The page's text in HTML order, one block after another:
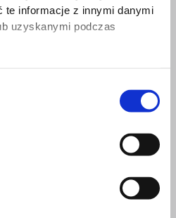
te informacje z innymi danymi
uzyskanymi podczas
495mm